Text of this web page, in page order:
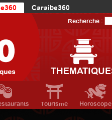
Caraibe360
AmériqueDuNord360
Recherche :
Tourisme Horoscope